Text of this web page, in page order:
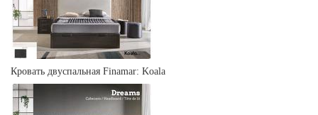
Кровать двуспальная Finamar: Koala